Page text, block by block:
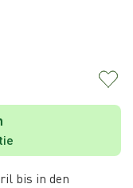
bis in den